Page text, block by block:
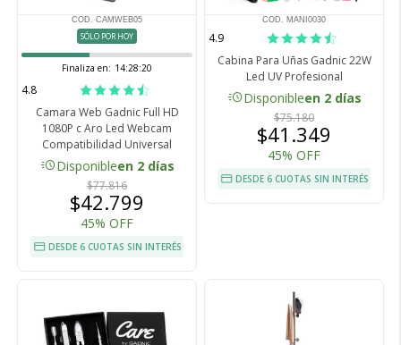
COD. CAMWEB05
SÓLO POR HOY
Finaliza en: 14:28:19
4.8
Camara Web Gadnic Full HD
1080P c Aro Led Webcam
Compatibilidad Universal
acuteDisponibleen 2 días
$77.816
$42.799
45% OFF
DESDE 6 CUOTAS SIN INTERÉS
COD. MANI0030
4.9
Cabina Para Uñas Gadnic 22W
Led UV Profesional
acuteDisponibleen 2 días
$75.180
$41.349
45% OFF
DESDE 6 CUOTAS SIN INTERÉS